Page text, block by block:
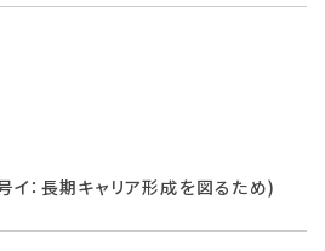
：長期キャリア形成を図るため)